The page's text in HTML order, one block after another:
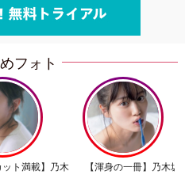
フォト
ット満載】乃木
【渾身の一冊】乃木坂